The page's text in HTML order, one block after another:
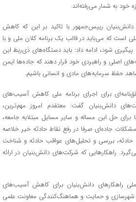
خود به شمار می‌رفته‌اند.
رییس‌جمهور با تاکید بر این که کاهش
که می‌باید در قالب یک برنامه کلان ملی و با
شود، ادامه داد: باید دستگاه‌های ذی‌ربط این
اصلی و راهبردی خود قرار دهند که جاده‌ها ایمن
حفظ سرمایه‌های مادی و انسانی باشیم.
برای اجرای برنامه ملی کاهش آسیب‌های
دانش‌بنیان گفت: معتقدم امروز مهم‌ترین،
برای حل این مساله و سایر مسایل مبتلابه جامعه،
جاده‌ای صرفا در رفع نقاط حادثه خیر خلاصه
بررسی و تحلیل‌های عواقب حادثه و شناخت
راهکار‌هایی که شرکت‌های دانش‌بنیان در ارائه
راهکار‌های دانش‌بنیان برای کاهش آسیب‌های
شهرسازی و حمایت و هماهنگ‌کنندگی معاونت علمی